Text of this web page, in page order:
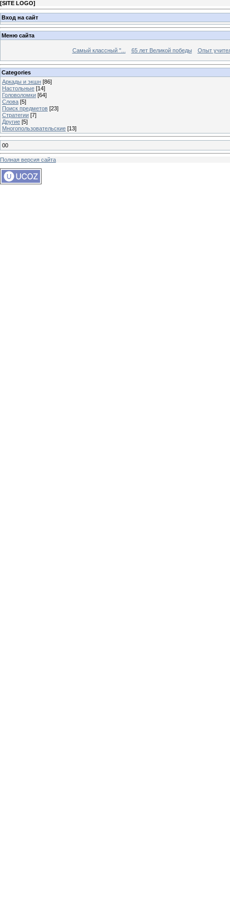
[SITE LOGO]
Вход на сайт
Меню сайта
Самый классный "... 65 лет Великой победы Опыт
Categories
Аркады и экшн [86]
Настольные [14]
Головоломки [64]
Слова [5]
Поиск предметов [23]
Стратегии [7]
Другие [5]
Многопользовательские [13]
00
Полная версия сайта